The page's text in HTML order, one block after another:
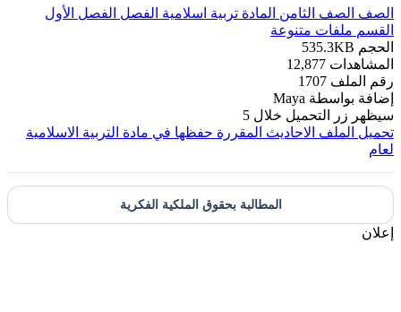
الصف الصف الثامن المادة تربية اسلامية الفصل الفصل الأول
القسم ملفات متنوعة
الحجم 535.3KB
المشاهدات 12,877
رقم الملف 1707
إضافة بواسطة Maya
سيظهر زر التحميل خلال 5
تحميل الملف الاحاديث المقررة حفظها في مادة التربية الاسلامية
لعام
المطالبة بحقوق الملكية الفكرية
إعلان